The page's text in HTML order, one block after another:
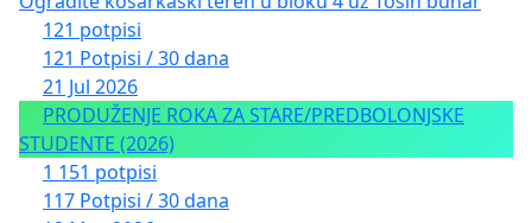
121 potpisi
121 Potpisi / 30 dana
21 Jul 2026
PRODUŽENJE ROKA ZA STARE/PREDBOLONJSKE
STUDENTE (2026)
1 151 potpisi
117 Potpisi / 30 dana